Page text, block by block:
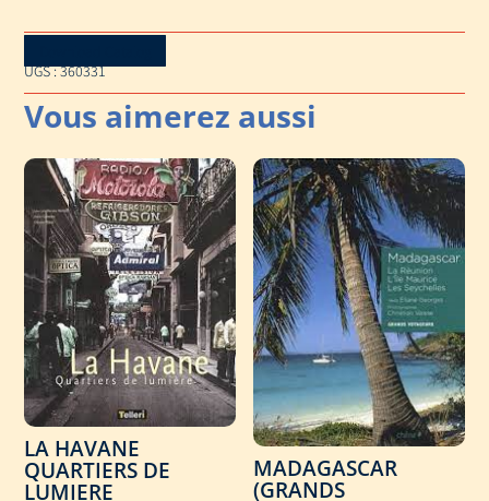
UGS :360331
LA HAVANE
QUARTIERS DE
LUMIERE
MADAGASCAR
(GRANDS